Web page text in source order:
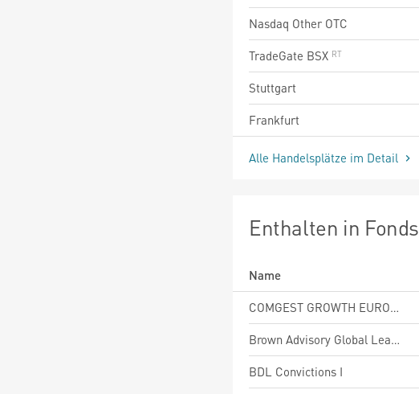
Nasdaq Other OTC
TradeGate BSX
Stuttgart
Frankfurt
Alle Handelsplätze im Detail
Enthalten in Fonds
Name
COMGEST GROWTH EUROPE COMPOUNDERS EUR R ACC
Brown Advisory Global Leaders Sustainable Fund Dollar Class SI PH Acc H
BDL Convictions I